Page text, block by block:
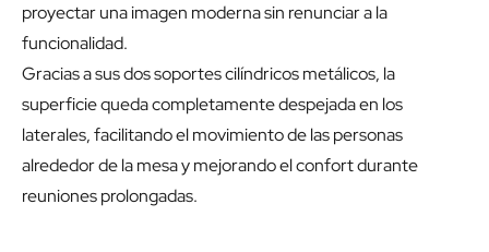
proyectar una imagen moderna sin renunciar a la
funcionalidad.
Gracias a sus dos soportes cilíndricos metálicos, la
superficie queda completamente despejada en los
laterales, facilitando el movimiento de las personas
alrededor de la mesa y mejorando el confort durante
reuniones prolongadas.